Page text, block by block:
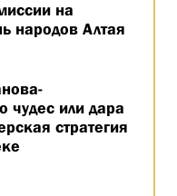
на
народов Алтая
чудес или дара
стратегия